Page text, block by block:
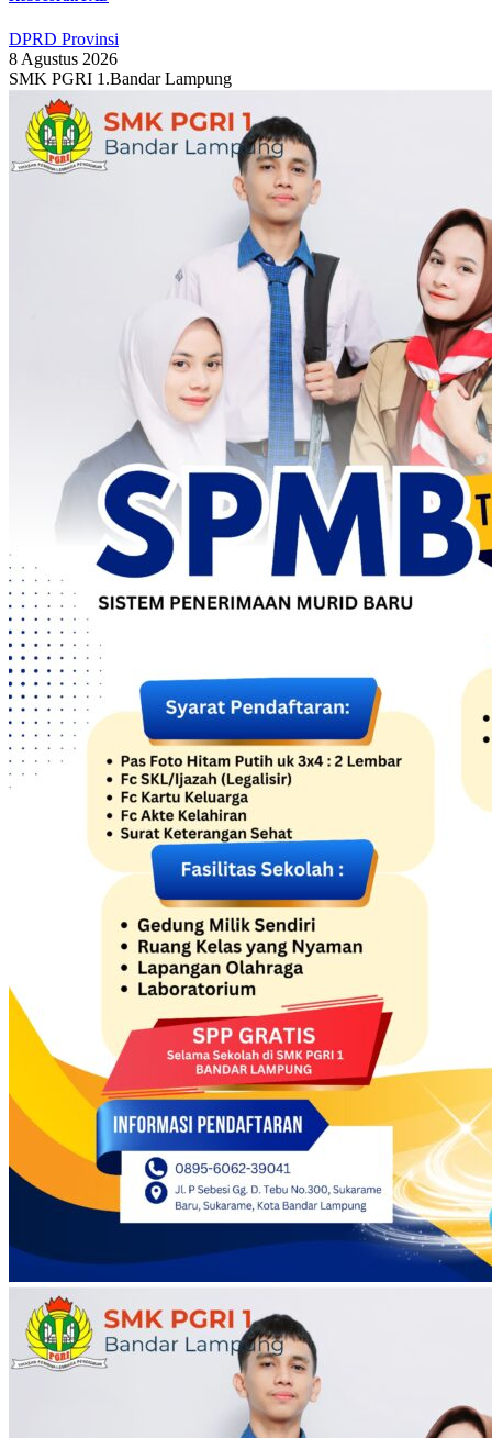
DPRD Provinsi
8 Agustus 2026
SMK PGRI 1.Bandar Lampung